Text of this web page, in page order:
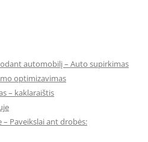
automobilį – Auto supirkimas
optimizavimas
– kaklaraištis
– Paveikslai ant drobės: